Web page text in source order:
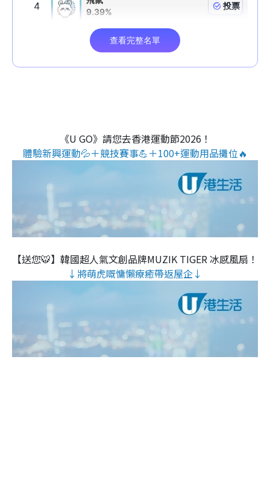
《U GO》請您去香港運動節2026！
體驗新興運動💦＋競技賽事💪＋100+運動用品攤位🔥
【送您🐯】韓國超人氣文創品牌MUZIK TIGER 冰感風扇！
↓將萌虎嘅慵懶療癒帶返屋企↓